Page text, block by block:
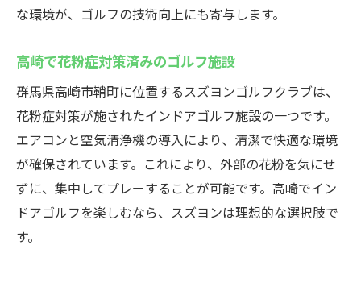
な環境が、ゴルフの技術向上にも寄与します。
高崎で花粉症対策済みのゴルフ施設
群馬県高崎市鞘町に位置するスズヨンゴルフクラブは、
花粉症対策が施されたインドアゴルフ施設の一つです。
エアコンと空気清浄機の導入により、清潔で快適な環境
が確保されています。これにより、外部の花粉を気にせ
ずに、集中してプレーすることが可能です。高崎でイン
ドアゴルフを楽しむなら、スズヨンは理想的な選択肢で
す。